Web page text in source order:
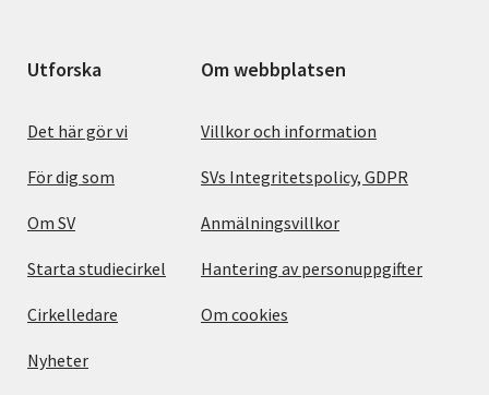
Utforska
Det här gör vi
För dig som
Om SV
Starta studiecirkel
Cirkelledare
Nyheter
Om webbplatsen
Villkor och information
SVs Integritetspolicy, GDPR
Anmälningsvillkor
Hantering av personuppgifter
Om cookies